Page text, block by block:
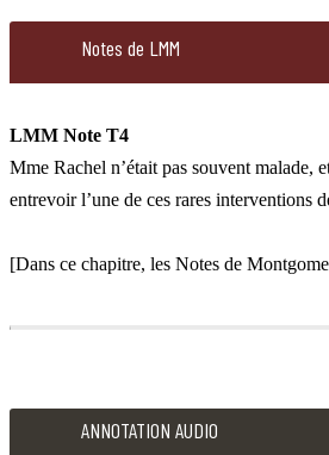
Mme
Rachel
Lynde
véritablement
Notes de LMM
LMM Note T4
Mme Rachel n’était pas souvent malade,
entrevoir l’une de ces rares interventions
[Dans ce chapitre, les Notes de
LMM
ANNOTATION AUDIO